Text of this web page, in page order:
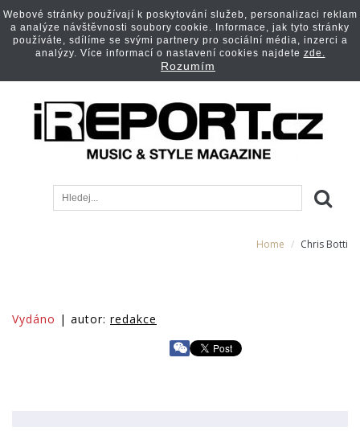
Home Chris Botti
Vydáno | autor: redakce
Webové stránky používají k poskytování služeb, personalizaci reklam
a analýze návštěvnosti soubory cookie. Informace, jak tyto stránky
používáte, sdílíme se svými partnery pro sociální média, inzerci a
analýzy. Více informací o nastavení cookies najdete zde.
Rozumím